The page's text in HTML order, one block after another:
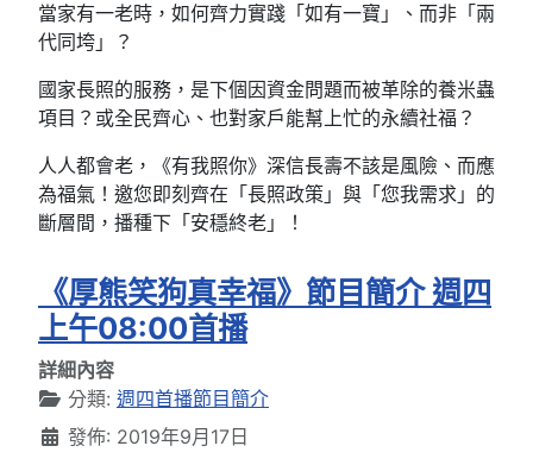
當家有一老時，如何齊力實踐「如有一寶」、而非「兩
代同垮」？
國家長照的服務，是下個因資金問題而被革除的養米蟲
項目？或全民齊心、也對家戶能幫上忙的永續社福？
人人都會老，《有我照你》深信長壽不該是風險、而應
為福氣！邀您即刻齊在「長照政策」與「您我需求」的
斷層間，播種下「安穩終老」！
《厚熊笑狗真幸福》節目簡介 週四
上午08:00首播
詳細內容
分類: 週四首播節目簡介
發佈: 2019年9月17日